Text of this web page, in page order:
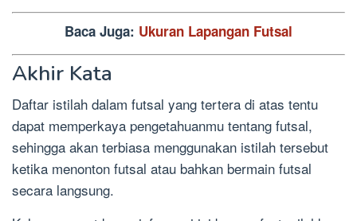
Baca Juga: Ukuran Lapangan Futsal
Akhir Kata
Daftar istilah dalam futsal yang tertera di atas tentu
dapat memperkaya pengetahuanmu tentang futsal,
sehingga akan terbiasa menggunakan istilah tersebut
ketika menonton futsal atau bahkan bermain futsal
secara langsung.